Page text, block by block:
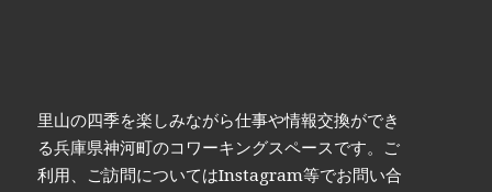
里山の四季を楽しみながら仕事や情報交換ができ
る兵庫県神河町のコワーキングスペースです。ご
利用、ご訪問についてはInstagram等でお問い合